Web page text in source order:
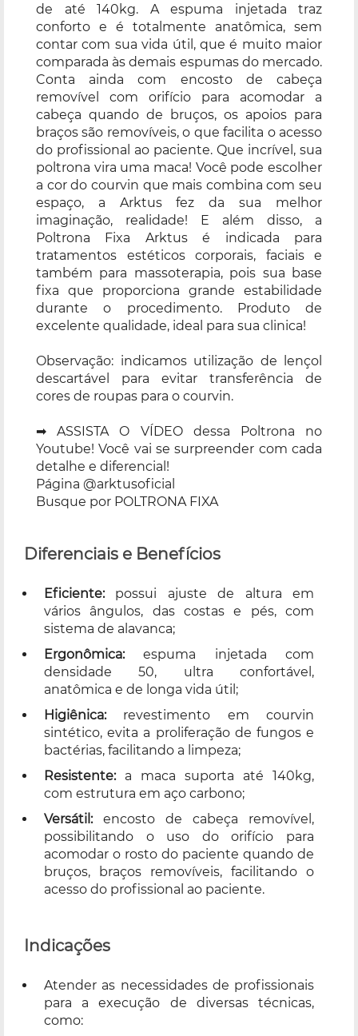
de até 140kg. A espuma injetada traz
conforto e é totalmente anatômica, sem
contar com sua vida útil, que é muito maior
comparada às demais espumas do mercado.
Conta ainda com encosto de cabeça
removível com orifício para acomodar a
cabeça quando de bruços, os apoios para
braços são removíveis, o que facilita o acesso
do profissional ao paciente. Que incrível, sua
poltrona vira uma maca! Você pode escolher
a cor do courvin que mais combina com seu
espaço, a Arktus fez da sua melhor
imaginação, realidade! E além disso, a
Poltrona Fixa Arktus é indicada para
tratamentos estéticos corporais, faciais e
também para massoterapia, pois sua base
fixa que proporciona grande estabilidade
durante o procedimento. Produto de
excelente qualidade, ideal para sua clinica!
Observação: indicamos utilização de lençol
descartável para evitar transferência de
cores de roupas para o courvin.
➡ ASSISTA O VÍDEO dessa Poltrona no
Youtube! Você vai se surpreender com cada
detalhe e diferencial!
Página @arktusoficial
Busque por POLTRONA FIXA
Diferenciais e Benefícios
Eficiente:possui ajuste de altura em
vários ângulos, das costas e pés, com
sistema de alavanca;
Ergonômica:espuma injetada com
densidade 50, ultra confortável,
anatômica e de longa vida útil;
Higiênica:revestimento em courvin
sintético, evita a proliferação de fungos e
bactérias, facilitando a limpeza;
Resistente:a maca suporta até 140kg,
com estrutura em aço carbono;
Versátil:encosto de cabeça removível,
possibilitando o uso do orifício para
acomodar o rosto do paciente quando de
bruços, braços removíveis, facilitando o
acesso do profissional ao paciente.
Indicações
Atender as necessidades de profissionais
para a execução de diversas técnicas,
como: